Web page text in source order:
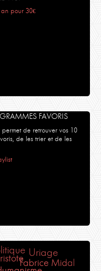
pour 30€
FAVORIS
permet de retrouver vos 10
de les trier et de les
Uriage
Fabrice Midal